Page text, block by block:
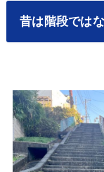
昔は階段では